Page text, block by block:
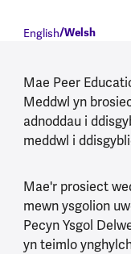
English Welsh
Mae Peer
Meddwl yn
adnoddau i
meddwl i
Mae'r prosiect
mewn ysgolion
Pecyn Ysgol
yn teimlo